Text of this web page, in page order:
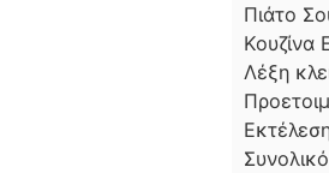
Πιάτο
Κουζίνα
Λέξη